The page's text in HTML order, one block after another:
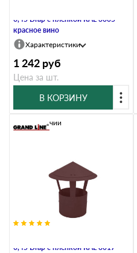
0,45 Drap с пленкой RAL 3005
красное вино
Характеристики
1 242 руб
Цена за шт.
В КОРЗИНУ
0,45 Drap с пленкой RAL 8017
В наличии